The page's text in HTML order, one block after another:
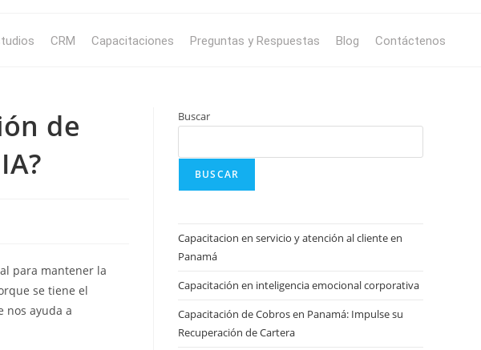
CRM Capacitaciones Preguntas y Respuestas Blog Contáctenos
de
para mantener la
se tiene el
nos ayuda a
Buscar
BUSCAR
Capacitacion en servicio y atención al cliente en
Panamá
Capacitación en inteligencia emocional corporativa
Capacitación de Cobros en Panamá: Impulse su
Recuperación de Cartera